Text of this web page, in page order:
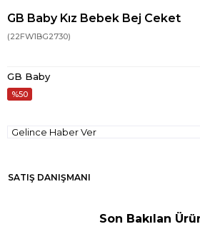
GB Baby Kız Bebek Bej Ceket
(22FW1BG2730)
GB Baby
50
Gelince Haber Ver
SATIŞ DANIŞMANI
Son Bakılan